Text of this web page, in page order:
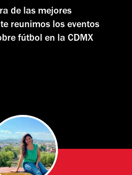
de las mejores
reunimos los eventos
fútbol en la CDMX